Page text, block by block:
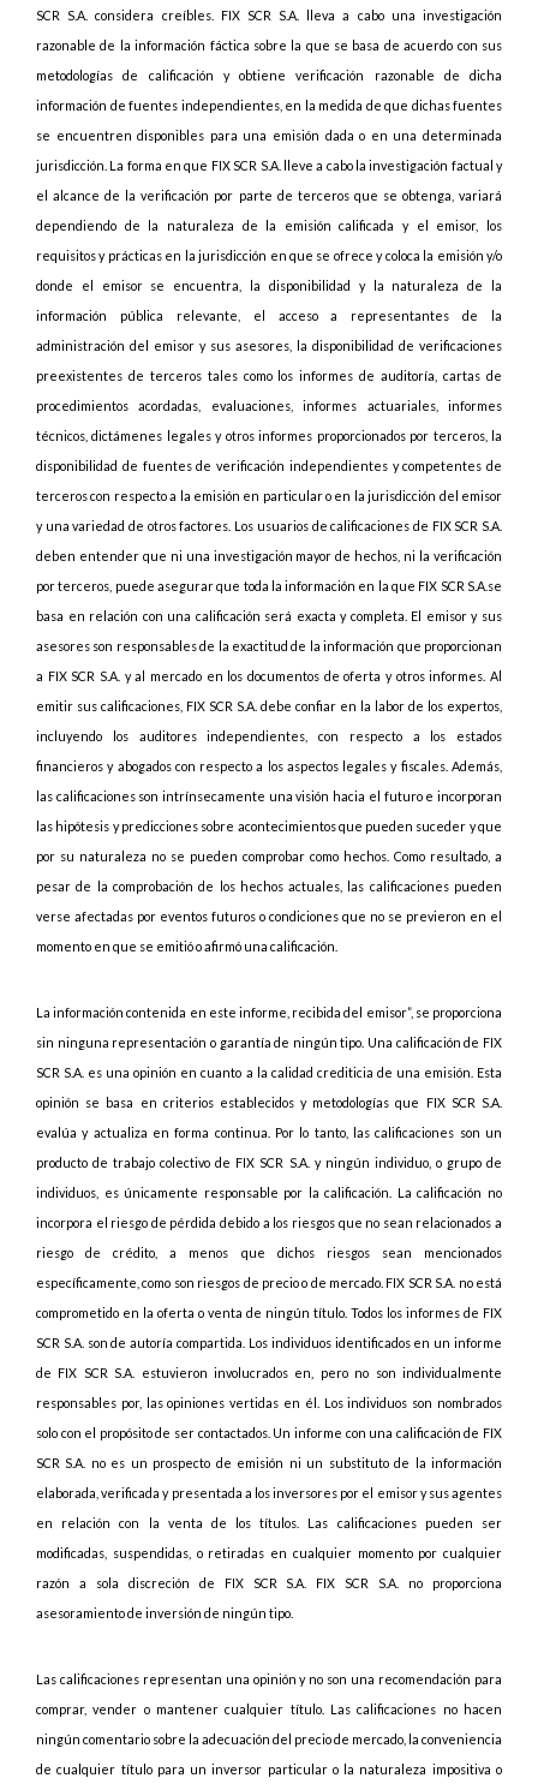
SCR S.A. considera creíbles. FIX SCR S.A. lleva a cabo una investigación
razonable de la información fáctica sobre la que se basa de acuerdo con sus
metodologías de calificación y obtiene verificación razonable de dicha
información de fuentes independientes, en la medida de que dichas fuentes
se encuentren disponibles para una emisión dada o en una determinada
jurisdicción. La forma en que FIX SCR S.A. lleve a cabo la investigación factual y
el alcance de la verificación por parte de terceros que se obtenga, variará
dependiendo de la naturaleza de la emisión calificada y el emisor, los
requisitos y prácticas en la jurisdicción en que se ofrece y coloca la emisión y/o
donde el emisor se encuentra, la disponibilidad y la naturaleza de la
información pública relevante, el acceso a representantes de la
administración del emisor y sus asesores, la disponibilidad de verificaciones
preexistentes de terceros tales como los informes de auditoría, cartas de
procedimientos acordadas, evaluaciones, informes actuariales, informes
técnicos, dictámenes legales y otros informes proporcionados por terceros, la
disponibilidad de fuentes de verificación independientes y competentes de
terceros con respecto a la emisión en particular o en la jurisdicción del emisor
y una variedad de otros factores. Los usuarios de calificaciones de FIX SCR S.A.
deben entender que ni una investigación mayor de hechos, ni la verificación
por terceros, puede asegurar que toda la información en la que FIX SCR S.A.se
basa en relación con una calificación será exacta y completa. El emisor y sus
asesores son responsables de la exactitud de la información que proporcionan
a FIX SCR S.A. y al mercado en los documentos de oferta y otros informes. Al
emitir sus calificaciones, FIX SCR S.A. debe confiar en la labor de los expertos,
incluyendo los auditores independientes, con respecto a los estados
financieros y abogados con respecto a los aspectos legales y fiscales. Además,
las calificaciones son intrínsecamente una visión hacia el futuro e incorporan
las hipótesis y predicciones sobre acontecimientos que pueden suceder y que
por su naturaleza no se pueden comprobar como hechos. Como resultado, a
pesar de la comprobación de los hechos actuales, las calificaciones pueden
verse afectadas por eventos futuros o condiciones que no se previeron en el
momento en que se emitió o afirmó una calificación.
La información contenida en este informe, recibida del emisor”, se proporciona
sin ninguna representación o garantía de ningún tipo. Una calificación de FIX
SCR S.A. es una opinión en cuanto a la calidad crediticia de una emisión. Esta
opinión se basa en criterios establecidos y metodologías que FIX SCR S.A.
evalúa y actualiza en forma continua. Por lo tanto, las calificaciones son un
producto de trabajo colectivo de FIX SCR S.A. y ningún individuo, o grupo de
individuos, es únicamente responsable por la calificación. La calificación no
incorpora el riesgo de pérdida debido a los riesgos que no sean relacionados a
riesgo de crédito, a menos que dichos riesgos sean mencionados
específicamente, como son riesgos de precio o de mercado. FIX SCR S.A. no está
comprometido en la oferta o venta de ningún título. Todos los informes de FIX
SCR S.A. son de autoría compartida. Los individuos identificados en un informe
de FIX SCR S.A. estuvieron involucrados en, pero no son individualmente
responsables por, las opiniones vertidas en él. Los individuos son nombrados
solo con el propósito de ser contactados. Un informe con una calificación de FIX
SCR S.A. no es un prospecto de emisión ni un substituto de la información
elaborada, verificada y presentada a los inversores por el emisor y sus agentes
en relación con la venta de los títulos. Las calificaciones pueden ser
modificadas, suspendidas, o retiradas en cualquier momento por cualquier
razón a sola discreción de FIX SCR S.A. FIX SCR S.A. no proporciona
asesoramiento de inversión de ningún tipo.
Las calificaciones representan una opinión y no son una recomendación para
comprar, vender o mantener cualquier título. Las calificaciones no hacen
ningún comentario sobre la adecuación del precio de mercado, la conveniencia
de cualquier título para un inversor particular o la naturaleza impositiva o